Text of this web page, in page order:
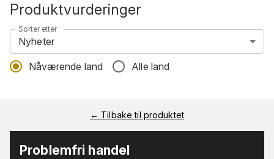
Produktvurderinger
Sorter etter
Nyheter
Nåværende land Alle land
← Tilbake til produktet
Problemfri handel